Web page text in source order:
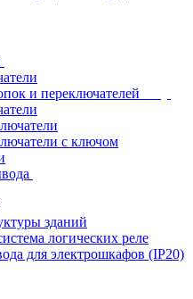
и переключателей
с ключом
зданий
логических реле
для электрошкафов (IP20)